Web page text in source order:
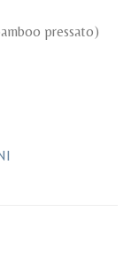
pressato)